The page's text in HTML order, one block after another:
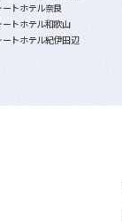
トホテル奈良
ートホテル和歌山
ートホテル紀伊田辺